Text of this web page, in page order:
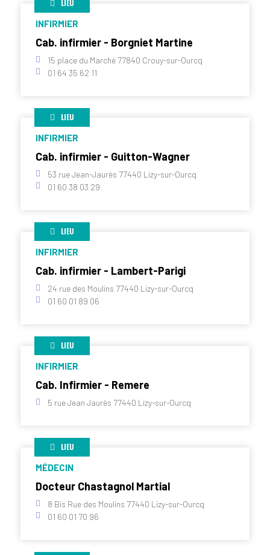
LIEU
INFIRMIER
Cab. infirmier - Borgniet Martine
15 place du Marché 77840 Crouy-sur-Ourcq
01 64 35 62 11
LIEU
INFIRMIER
Cab. infirmier - Guitton-Wagner
53 rue Jean-Jaurès 77440 Lizy-sur-Ourcq
01 60 38 03 29
LIEU
INFIRMIER
Cab. infirmier - Lambert-Parigi
24 rue des Moulins 77440 Lizy-sur-Ourcq
01 60 01 89 06
LIEU
INFIRMIER
Cab. Infirmier - Remere
5 rue Jean Jaurès 77440 Lizy-sur-Ourcq
LIEU
MÉDECIN
Docteur Chastagnol Martial
8 Bis Rue des Moulins 77440 Lizy-sur-Ourcq
01 60 01 70 96